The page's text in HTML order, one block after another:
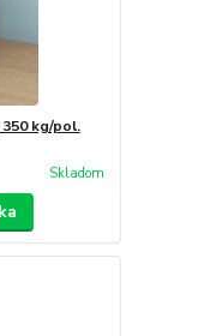
kg/pol.
Skladom